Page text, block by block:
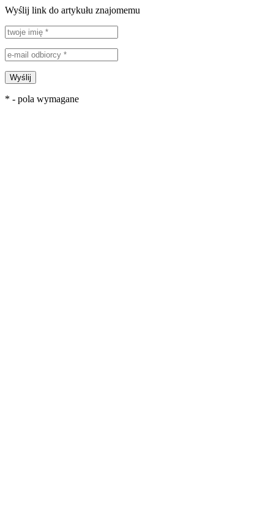
Wyślij link do artykułu znajomemu
Wyślij
* - pola wymagane